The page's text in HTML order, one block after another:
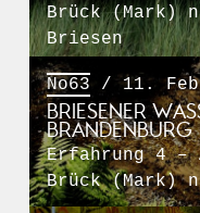
Brück (Mark)
Briesen
No63 / 11.
BRIESENER
BRANDENBURG
Erfahrung 4 –
Brück (Mark)